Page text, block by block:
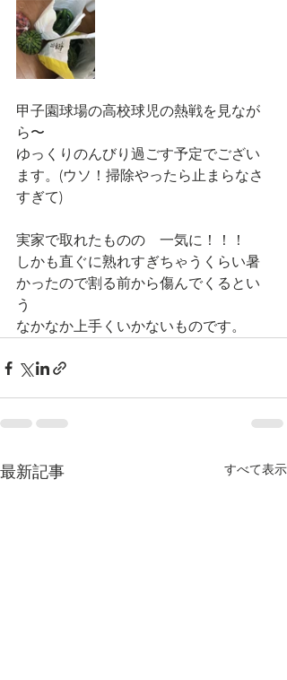
甲子園球場の高校球児の熱戦を見なが
ら〜
ゆっくりのんびり過ごす予定でござい
ます。(ウソ！掃除やったら止まらなさ
すぎて)
実家で取れたものの　一気に！！！
しかも直ぐに熟れすぎちゃうくらい暑
かったので割る前から傷んでくるとい
う
なかなか上手くいかないものです。
最新記事 すべて表示